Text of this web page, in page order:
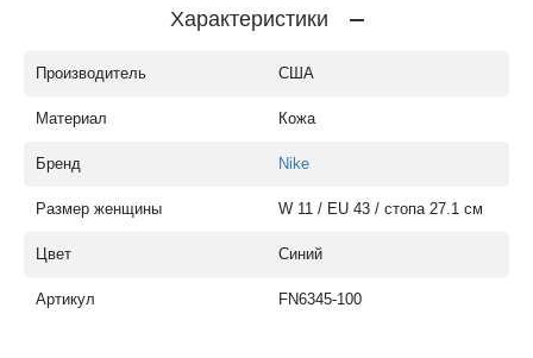
Характеристики
Производитель США
Материал Кожа
Бренд Nike
Размер женщины W 11 / EU 43 / стопа 27.1 см
Цвет Синий
Артикул FN6345-100